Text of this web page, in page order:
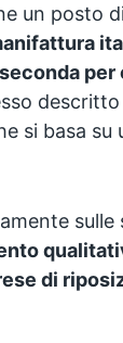
un posto
si basa su
sulle
di